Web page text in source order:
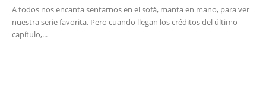
A todos nos encanta sentarnos en el sofá, manta en mano, para ver
nuestra serie favorita. Pero cuando llegan los créditos del último
capítulo,...